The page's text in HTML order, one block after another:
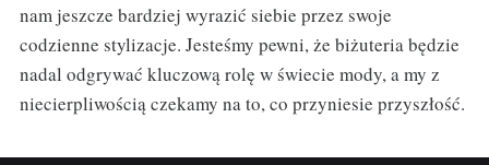
nam jeszcze bardziej wyrazić siebie przez swoje
codzienne stylizacje. Jesteśmy pewni, że biżuteria będzie
nadal odgrywać kluczową rolę w świecie mody, a my z
niecierpliwością czekamy na to, co przyniesie przyszłość.